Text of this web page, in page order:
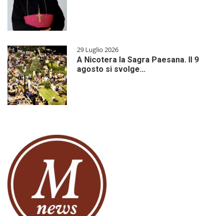
29 Luglio 2026
A Nicotera la Sagra Paesana. Il 9
agosto si svolge…